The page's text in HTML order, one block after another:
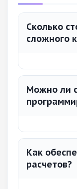
Сколько
сложного
Можно ли
Как
расчетов?